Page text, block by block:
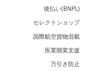
万引き防止
医業開業支援
国際航空貨物混載
セレクトショップ
後払い(BNPL)